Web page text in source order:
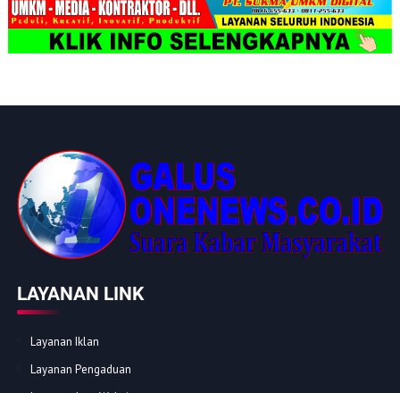
LAYANAN LINK
Layanan Iklan
Layanan Pengaduan